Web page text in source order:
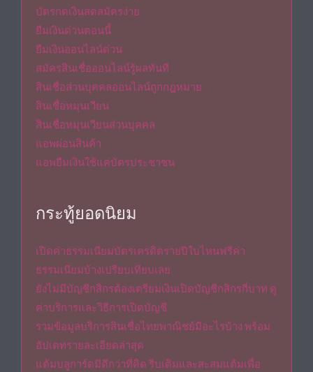
บัตรกดเงินสดสมัครง่าย
ยืมเงินด่วนตอนนี้
ยืมเงินออนไลน์ด่วน
สมัครสินเชื่อออนไลน์รู้ผลทันที
สินเชื่อส่วนบุคคลออนไลน์ถูกกฎหมาย
สินเชื่อหมุนเวียน
สินเชื่อหมุนเวียนส่วนบุคคล
แอพผ่อนสินค้า
แอพยืมเงินใช้แค่บัตรประชาชน
กระทู้ยอดนิยม
เปิดค่าธรรมเนียมบัตรเครดิตรายปีใบไหนฟรีค่า
ธรรมเนียมบ้างเปรียบเทียบเลย
ยังไม่มีบัญชีกสิกรต้องเตรียมเงินเปิดบัญชีกสิกรกี่บาท ดู
ค่าบริการและวิธีการเปิดบัญชี
รวมข้อมูลบริการสินเชื่อไทยพาณิชย์มีอะไรบ้าง พร้อม
อัปเดทรายละเอียดล่าสุด
แต้มบลูการ์ดมีดีกว่าที่คิด รีบเติมและสะสมแต้มเพื่อ